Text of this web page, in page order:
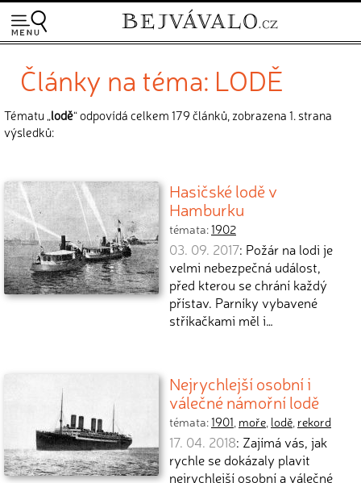
Články na téma: LODĚ
Tématu „lodě“ odpovídá celkem 179 článků, zobrazena 1. strana
výsledků:
Hasičské lodě v
Hamburku
témata:1902
03. 09. 2017: Požár na lodi je
velmi nebezpečná událost,
před kterou se chrání každý
přístav. Parníky vybavené
stříkačkami měl i…
Nejrychlejší osobní i
válečné námořní lodě
témata:1901, moře, lodě, rekord
17. 04. 2018: Zajímá vás, jak
rychle se dokázaly plavit
nejrychlejší osobní a válečné